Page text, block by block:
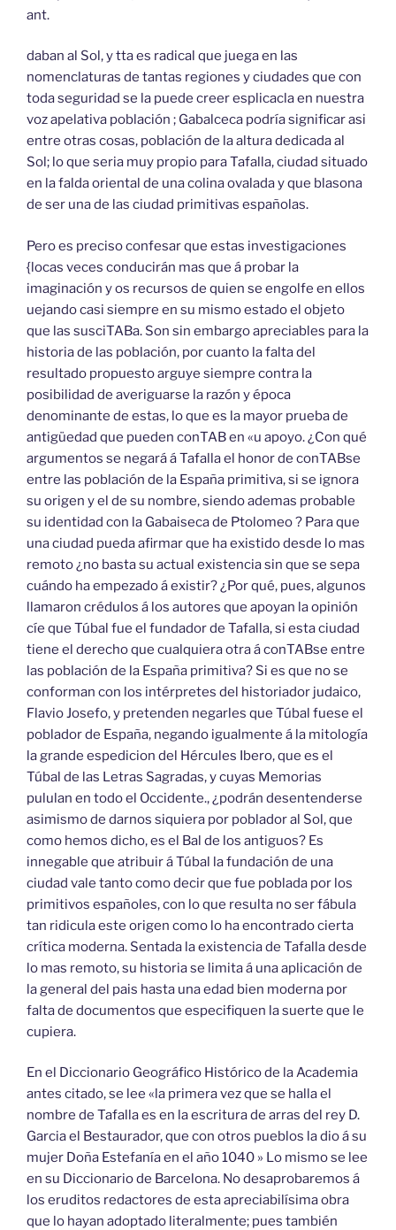
ant.
daban al Sol, y tta es radical que juega en las
nomenclaturas de tantas regiones y ciudades que con
toda seguridad se la puede creer esplicacla en nuestra
voz apelativa población ; Gabalceca podría significar asi
entre otras cosas, población de la altura dedicada al
Sol; lo que seria muy propio para Tafalla, ciudad situado
en la falda oriental de una colina ovalada y que blasona
de ser una de las ciudad primitivas españolas.
Pero es preciso confesar que estas investigaciones
{locas veces conducirán mas que á probar la
imaginación y os recursos de quien se engolfe en ellos
uejando casi siempre en su mismo estado el objeto
que las susciTABa. Son sin embargo apreciables para la
historia de las población, por cuanto la falta del
resultado propuesto arguye siempre contra la
posibilidad de averiguarse la razón y época
denominante de estas, lo que es la mayor prueba de
antigüedad que pueden conTAB en «u apoyo. ¿Con qué
argumentos se negará á Tafalla el honor de conTABse
entre las población de la España primitiva, si se ignora
su origen y el de su nombre, siendo ademas probable
su identidad con la Gabaiseca de Ptolomeo ? Para que
una ciudad pueda afirmar que ha existido desde lo mas
remoto ¿no basta su actual existencia sin que se sepa
cuándo ha empezado á existir? ¿Por qué, pues, algunos
llamaron crédulos á los autores que apoyan la opinión
cíe que Túbal fue el fundador de Tafalla, si esta ciudad
tiene el derecho que cualquiera otra á conTABse entre
las población de la España primitiva? Si es que no se
conforman con los intérpretes del historiador judaico,
Flavio Josefo, y pretenden negarles que Túbal fuese el
poblador de España, negando igualmente á la mitología
la grande espedicion del Hércules Ibero, que es el
Túbal de las Letras Sagradas, y cuyas Memorias
pululan en todo el Occidente., ¿podrán desentenderse
asimismo de darnos siquiera por poblador al Sol, que
como hemos dicho, es el Bal de los antiguos? Es
innegable que atribuir á Túbal la fundación de una
ciudad vale tanto como decir que fue poblada por los
primitivos españoles, con lo que resulta no ser fábula
tan ridicula este origen como lo ha encontrado cierta
crítica moderna. Sentada la existencia de Tafalla desde
lo mas remoto, su historia se limita á una aplicación de
la general del pais hasta una edad bien moderna por
falta de documentos que especifiquen la suerte que le
cupiera.
En el Diccionario Geográfico Histórico de la Academia
antes citado, se lee «la primera vez que se halla el
nombre de Tafalla es en la escritura de arras del rey D.
Garcia el Bestaurador, que con otros pueblos la dio á su
mujer Doña Estefanía en el año 1040 » Lo mismo se lee
en su Diccionario de Barcelona. No desaprobaremos á
los eruditos redactores de esta apreciabilísima obra
que lo hayan adoptado literalmente; pues también